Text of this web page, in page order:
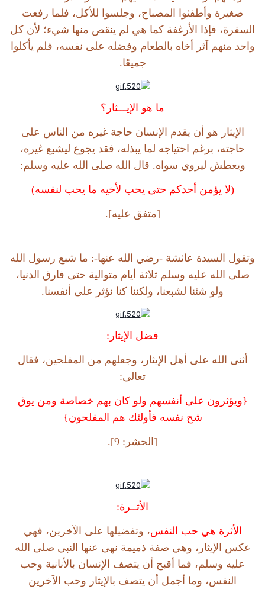
صغيرة وأطفئوا المصباح، وجلسوا للأكل، فلما رفعت
السفرة، فإذا الأرغفة كما هي لم ينقص منها شيء؛ لأن كل
واحد منهم آثر أخاه بالطعام وفضله على نفسه، فلم يأكلوا
جميعًا.
ما هو الإيـــثار؟
الإيثار هو أن يقدم الإنسان حاجة غيره من الناس على
حاجته، برغم احتياجه لما يبذله، فقد يجوع ليشبع غيره،
ويعطش ليروي سواه. قال الله صلى الله عليه وسلم:
(لا يؤمن أحدكم حتى يحب لأخيه ما يحب لنفسه)
[متفق عليه].
وتقول السيدة عائشة -رضي الله عنها-: ما شبع رسول الله
صلى الله عليه وسلم ثلاثة أيام متوالية حتى فارق الدنيا،
ولو شئنا لشبعنا، ولكننا كنا نؤثر على أنفسنا.
فضل الإيثار:
أثنى الله على أهل الإيثار، وجعلهم من المفلحين، فقال
تعالى:
{ويؤثرون على أنفسهم ولو كان بهم خصاصة ومن يوق
شح نفسه فأولئك هم المفلحون}
[الحشر: 9].
الأثــرة:
الأثرة هي حب النفس ، وتفضيلها على الآخرين، فهي
عكس الإيثار، وهي صفة ذميمة نهى عنها النبي صلى الله
عليه وسلم، فما أقبح أن يتصف الإنسان بالأنانية وحب
النفس، وما أجمل أن يتصف بالإيثار وحب الآخرين